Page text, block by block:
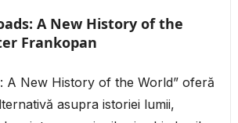
A New History of the
Frankopan
A New History of the World” oferă
asupra istoriei lumii,